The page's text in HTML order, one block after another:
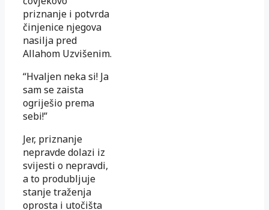
priznanje i potvrda
činjenice njegova
nasilja pred
Allahom Uzvišenim.
“Hvaljen neka si! Ja
sam se zaista
ogriješio prema
sebi!”
Jer, priznanje
nepravde dolazi iz
svijesti o nepravdi,
a to produbljuje
stanje traženja
oprosta i utočišta